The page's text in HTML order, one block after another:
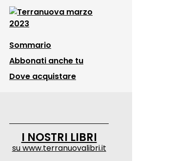
Sommario
Abbonati anche tu
Dove acquistare
I NOSTRI LIBRI
suwww.terranuovalibri.it